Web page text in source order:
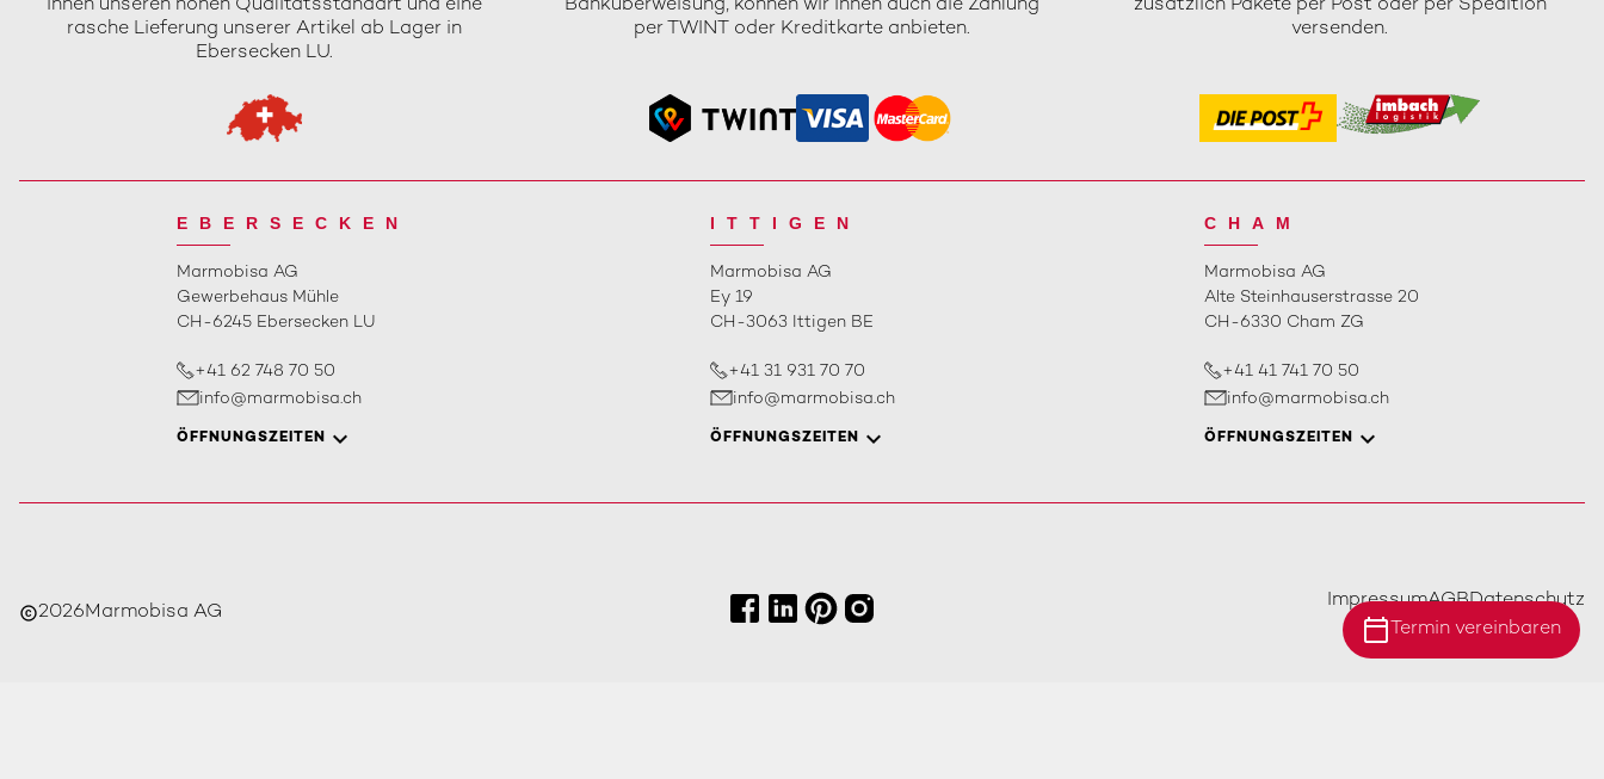
Ihnen unseren hohen Qualitätsstandart und eine
rasche Lieferung unserer Artikel ab Lager in
Ebersecken LU.
Banküberweisung, können wir Ihnen auch die Zahlung
per TWINT oder Kreditkarte anbieten.
zusätzlich Pakete per Post oder per Spedition
versenden.
calendar_today Termin vereinbaren
EBERSECKEN
Marmobisa AG
Gewerbehaus Mühle
CH-6245 Ebersecken LU
+41 62 748 70 50
info@marmobisa.ch
ÖFFNUNGSZEITEN
ITTIGEN
Marmobisa AG
Ey 19
CH-3063 Ittigen BE
+41 31 931 70 70
info@marmobisa.ch
ÖFFNUNGSZEITEN
CHAM
Marmobisa AG
Alte Steinhauserstrasse 20
CH-6330 Cham ZG
+41 41 741 70 50
info@marmobisa.ch
ÖFFNUNGSZEITEN
copyright2026Marmobisa AG
ImpressumAGBDatenschutz